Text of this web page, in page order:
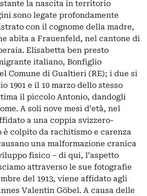
la nascita in territorio
sono legate profondamente
con il cognome della madre,
abita a Frauenfeld, nel cantone di
Elisabetta ben presto
italiano, Bonfiglio
Comune di Gualtieri (RE); i due si
1901 e il 10 marzo dello stesso
il piccolo Antonio, dandogli
A soli nove mesi d’età, nel
a una coppia svizzero-
è colpito da rachitismo e carenza
una malformazione cranica
fisico – di qui, l’aspetto
attraverso le sue fotografie
del 1913, viene affidato agli
Valentin Göbel. A causa delle